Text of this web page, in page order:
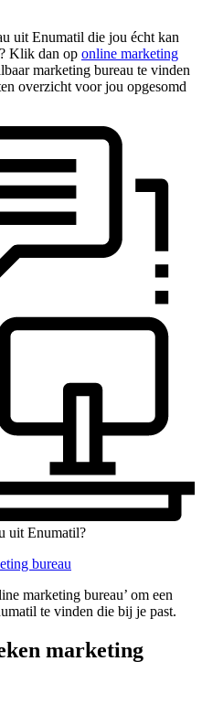
uit Enumatil die jou écht kan
Klik dan op online marketing
marketing bureau te vinden
overzicht voor jou opgesomd
uit Enumatil?
bureau
marketing bureau’ om een
te vinden die bij je past.
marketing